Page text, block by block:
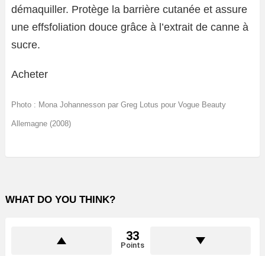
démaquiller. Protège la barrière cutanée et assure
une effsfoliation douce grâce à l’extrait de canne à
sucre.
Acheter
Photo : Mona Johannesson par Greg Lotus pour Vogue Beauty
Allemagne (2008)
WHAT DO YOU THINK?
33
Points